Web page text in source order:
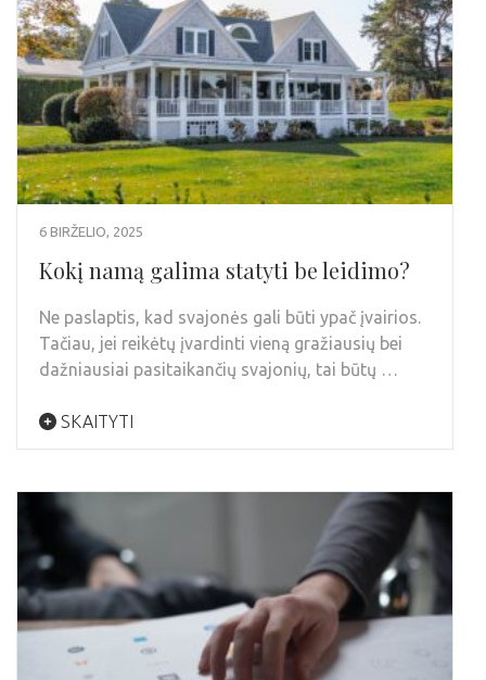
6 BIRŽELIO, 2025
Kokį namą galima statyti be leidimo?
Ne paslaptis, kad svajonės gali būti ypač įvairios.
Tačiau, jei reikėtų įvardinti vieną gražiausių bei
dažniausiai pasitaikančių svajonių, tai būtų …
SKAITYTI